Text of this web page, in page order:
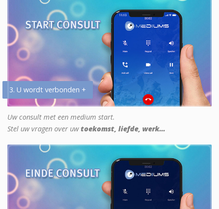
3. U wordt verbonden +
Uw consult met een medium start.
Stel uw vragen over uwtoekomst, liefde, werk...